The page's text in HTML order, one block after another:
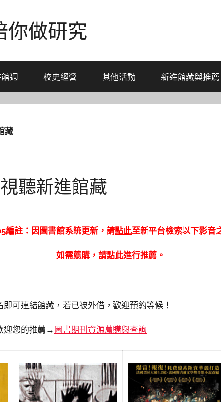
你做研究
週 校史經營 其他活動 新進館藏與推薦
藏
聽新進館藏
編註：因圖書館系統更新，請點此至新平台檢索以下影音
如需薦購，請點此進行推薦。
——————————————————————————-
可連結館藏，若已被外借，歡迎預約等候！
迎您的推薦→ 圖書期刊資源薦購與查詢